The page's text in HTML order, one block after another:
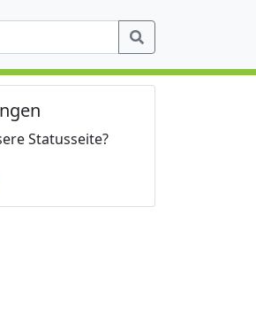
Statusseite?